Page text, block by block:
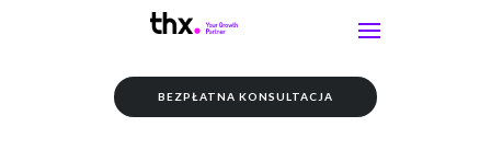
BEZPŁATNA KONSULTACJA